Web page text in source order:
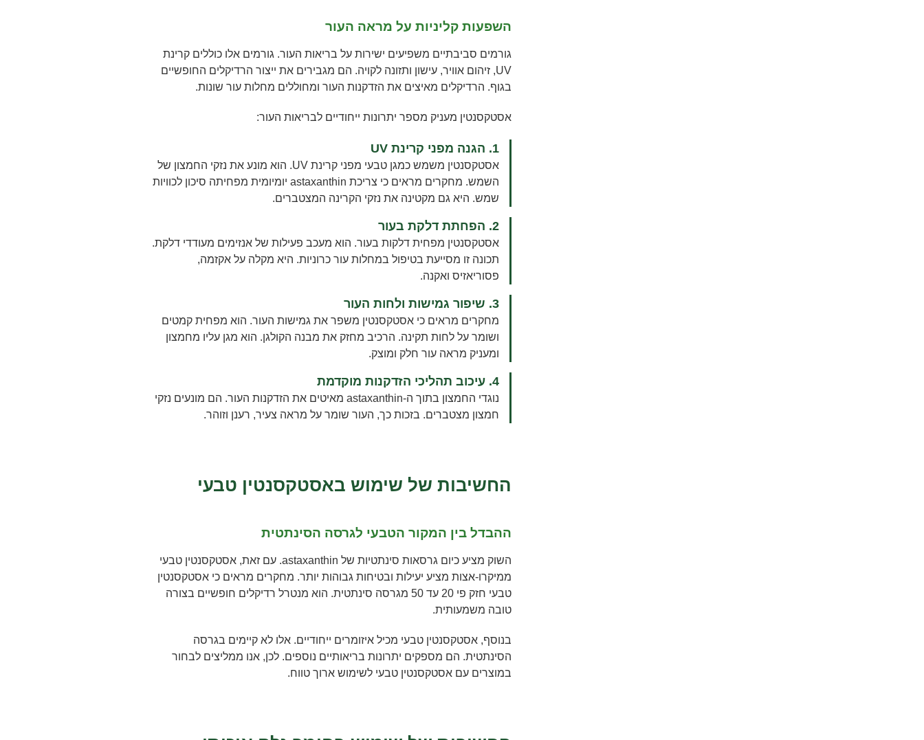
השפעות קליניות על מראה העור
גורמים סביבתיים משפיעים ישירות על בריאות העור. גורמים אלו כוללים קרינת
UV, זיהום אוויר, עישון ותזונה לקויה. הם מגבירים את ייצור הרדיקלים החופשיים
בגוף. הרדיקלים מאיצים את הזדקנות העור ומחוללים מחלות עור שונות.
אסטקסנטין מעניק מספר יתרונות ייחודיים לבריאות העור:
1. הגנה מפני קרינת UV
אסטקסנטין משמש כמגן טבעי מפני קרינת UV. הוא מונע את נזקי החמצון של
השמש. מחקרים מראים כי צריכת astaxanthin יומיומית מפחיתה סיכון לכוויות
שמש. היא גם מקטינה את נזקי הקרינה המצטברים.
2. הפחתת דלקת בעור
אסטקסנטין מפחית דלקות בעור. הוא מעכב פעילות של אנזימים מעודדי דלקת.
תכונה זו מסייעת בטיפול במחלות עור כרוניות. היא מקלה על אקזמה,
פסוריאזיס ואקנה.
3. שיפור גמישות ולחות העור
מחקרים מראים כי אסטקסנטין משפר את גמישות העור. הוא מפחית קמטים
ושומר על לחות תקינה. הרכיב מחזק את מבנה הקולגן. הוא מגן עליו מחמצון
ומעניק מראה עור חלק ומוצק.
4. עיכוב תהליכי הזדקנות מוקדמת
נוגדי החמצון בתוך ה-astaxanthin מאיטים את הזדקנות העור. הם מונעים נזקי
חמצון מצטברים. בזכות כך, העור שומר על מראה צעיר, רענן וזוהר.
החשיבות של שימוש באסטקסנטין טבעי
ההבדל בין המקור הטבעי לגרסה הסינתטית
השוק מציע כיום גרסאות סינתטיות של astaxanthin. עם זאת, אסטקסנטין טבעי
ממיקרו-אצות מציע יעילות ובטיחות גבוהות יותר. מחקרים מראים כי אסטקסנטין
טבעי חזק פי 20 עד 50 מגרסה סינתטית. הוא מנטרל רדיקלים חופשיים בצורה
טובה משמעותית.
בנוסף, אסטקסנטין טבעי מכיל איזומרים ייחודיים. אלו לא קיימים בגרסה
הסינתטית. הם מספקים יתרונות בריאותיים נוספים. לכן, אנו ממליצים לבחור
במוצרים עם אסטקסנטין טבעי לשימוש ארוך טווח.